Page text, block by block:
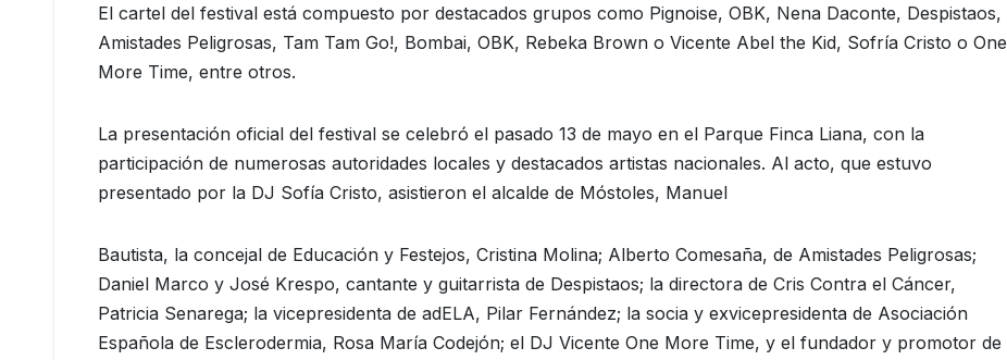
El cartel del festival está compuesto por destacados grupos como Pignoise, OBK, Nena Daconte, Despistaos,
Amistades Peligrosas, Tam Tam Go!, Bombai, OBK, Rebeka Brown o Vicente Abel the Kid, Sofría Cristo o One
More Time, entre otros.
La presentación oficial del festival se celebró el pasado 13 de mayo en el Parque Finca Liana, con la
participación de numerosas autoridades locales y destacados artistas nacionales. Al acto, que estuvo
presentado por la DJ Sofía Cristo, asistieron el alcalde de Móstoles, Manuel
Bautista, la concejal de Educación y Festejos, Cristina Molina; Alberto Comesaña, de Amistades Peligrosas;
Daniel Marco y José Krespo, cantante y guitarrista de Despistaos; la directora de Cris Contra el Cáncer,
Patricia Senarega; la vicepresidenta de adELA, Pilar Fernández; la socia y exvicepresidenta de Asociación
Española de Esclerodermia, Rosa María Codejón; el DJ Vicente One More Time, y el fundador y promotor de